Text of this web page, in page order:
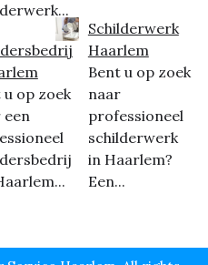
u op zoek
een
Schilderwerk
Haarlem
Bent u op zoek
naar
professioneel
schilderwerk
in Haarlem?
Een...